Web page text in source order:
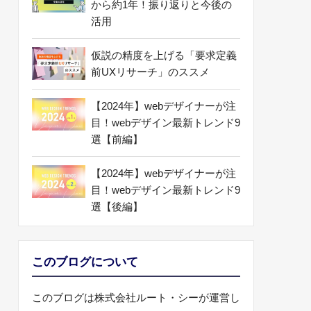
から約1年！振り返りと今後の
活用
仮説の精度を上げる「要求定義
前UXリサーチ」のススメ
【2024年】webデザイナーが注
目！webデザイン最新トレンド9
選【前編】
【2024年】webデザイナーが注
目！webデザイン最新トレンド9
選【後編】
このブログについて
このブログは株式会社ルート・シーが運営し